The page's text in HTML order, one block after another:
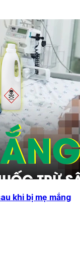
khi bị mẹ mắng